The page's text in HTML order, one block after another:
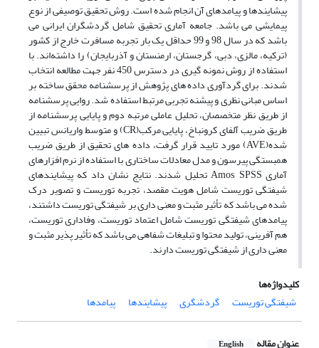
پیشایندها و پیامدهای آن انجام شده است. روش تحقیق توصیفی از نوع
پیمایشی می باشد. جامعه آماری تحقیق شامل گردشگران ایرانی می
باشد که در سال 98 و 99 حداقل یک بار تجربه مسافرت خارج از کشور
(ترکیه، مالزی، دبی، گرجستان، ارمنستان و آذربایجان) را داشته‌اند. با
استفاده از روش نمونه گیری در دسترس 450 نفر جهت مطالعه انتخاب
شدند. برای گردآوری داده های پژوهش از پرسشنامه محقق ساخته بر
اساس مبانی نظری و پیشنه تجربی مرتبط استفاده شد. روایی پرسشنامه
از طریق نظر متخصصان، تحلیل عاملی مرتبه دوم و پایایی پرسشنامه از
طریق ضریب آلفای کرونباخ، پایایی مرکب(CR) و متوسط واریانس تبیین
شده(AVE) مورد تایید قرار گرفت، داده های تحقیق از طریق ضریب
همبستگی پیرسون و مدل معادلات ساختاری با استفاده از نرم افزارهای
آماری Amos, SPSS تحلیل شدند. نتایج نشان داد که پیشایندهای
شیفتگی توریست شامل هویت مقصد، تجربه توریست و تصویر درک
شده می باشد که تأثیر مثبت و معنی داری بر شیفتگی توریست داشتند،
پیامدهای شیفتگی توریست شامل اعتماد توریست، وفاداری توریست،
هم آفرینی، تولید محتوا و تبلیغات شفاهی می باشد که تأثیر پذیر مثبت و
معنی داری از شیفتگی توریست دارند.
کلیدواژه‌ها
شیفتگی توریست
گردشگری پیشایندها پیامدها
عنوان مقاله English